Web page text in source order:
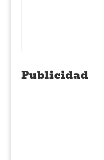
Publicidad